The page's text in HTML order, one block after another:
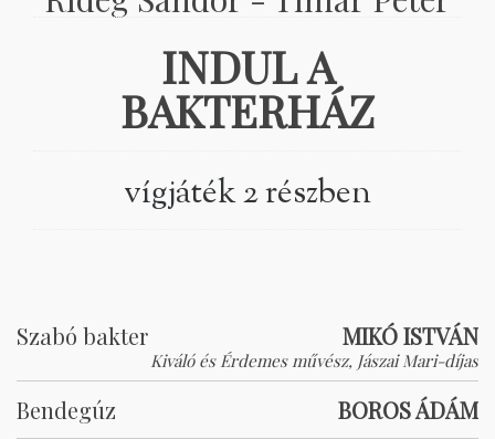
INDUL A
BAKTERHÁZ
vígjáték 2 részben
Szabó bakter MIKÓ ISTVÁN
Kiváló és Érdemes művész, Jászai Mari-díjas
Bendegúz
BOROS ÁDÁM